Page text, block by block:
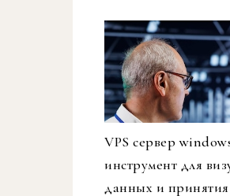
VPS сервер
инструмент для
данных и